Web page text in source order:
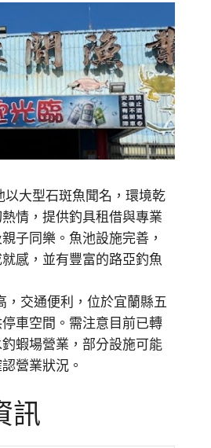
以大型石斑魚聞名，環境乾
情，提供釣具租借與專業
子同樂。魚池設施完善，
感，並有豐富的路亞釣魚
，交通便利，位於宜蘭縣五
車空間。需注意目前已轉
蝦場營業，部分設施可能
營業狀況。
訊